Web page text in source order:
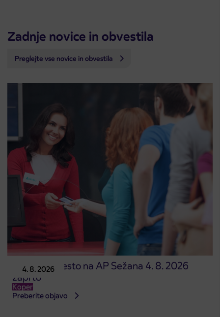
Zadnje novice in obvestila
Preglejte vse novice in obvestila
4. 8. 2026
Prodajno mesto na AP Sežana 4. 8. 2026
zaprto
Koper
Preberite objavo